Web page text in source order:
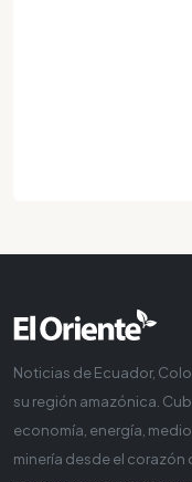
Noticias de Ecuador,
su región amazónica.
economía, energía,
minería desde el corazón